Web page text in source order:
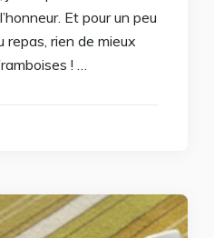
Et pour un peu
repas, rien de mieux
! …